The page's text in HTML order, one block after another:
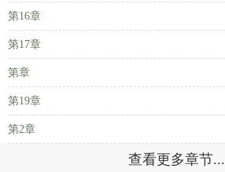
第16章
第17章
第章
第19章
第2章
查看更多章节...